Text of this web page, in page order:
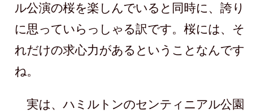
ル公演の桜を楽しんでいると同時に、誇り
に思っていらっしゃる訳です。桜には、そ
れだけの求心力があるということなんです
ね。
実は、ハミルトンのセンティニアル公園